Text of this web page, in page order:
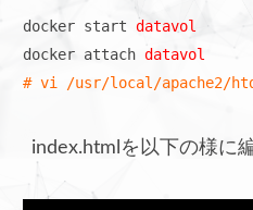
docker start datavol
docker attach
# vi /usr/local/apache2/
index.htmlを以下の様に